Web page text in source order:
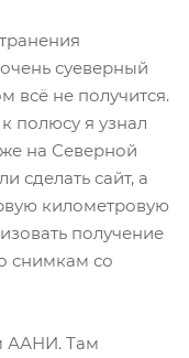
суеверный
всё не получится.
полюсу я узнал
на Северной
сделать сайт, а
километровую
получение
снимкам со
ААНИ. Там